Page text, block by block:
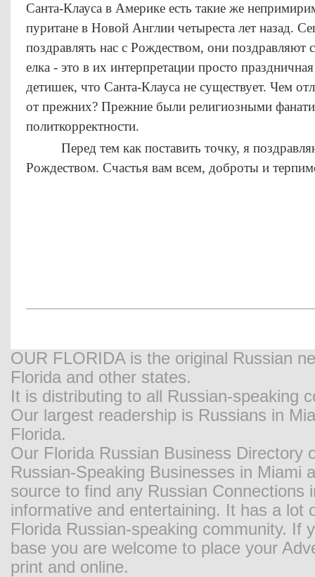
Санта-Клауса в Америке есть такие же
пуритане в Новой Англии четыреста лет назад.
поздравлять нас с Рождеством, они поздравляют
елка - это в их интерпретации просто
детишек, что Санта-Клауса не существует. Чем
от прежних? Прежние были религиозными
политкорректности.
Перед тем как поставить точку, я
Рождеством. Счастья вам всем, доброты и
OUR FLORIDA is the original Russian
Florida and other states.
It is distributing to all Russian-speaking
Our largest readership is Russians in
Florida.
Our Florida Russian Business Directory
Russian-Speaking Businesses in Miami
source to find any Russian
informative and entertaining. It has a
Florida Russian-speaking community. If
base you are welcome to place your
print and online.